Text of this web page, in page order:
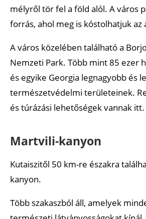
mélyről tör fel a föld alól. A város
forrás, ahol meg is kóstolhatjuk az
A város közelében található a
Nemzeti Park. Több mint 85 ezer
és egyike Georgia legnagyobb és
természetvédelmi területeinek.
és túrázási lehetőségek vannak itt.
Martvili-kanyon
Kutaiszitől 50 km-re északra
kanyon.
Több szakaszból áll, amelyek